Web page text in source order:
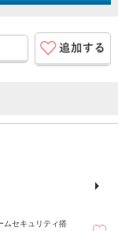
ムセキュリティ搭